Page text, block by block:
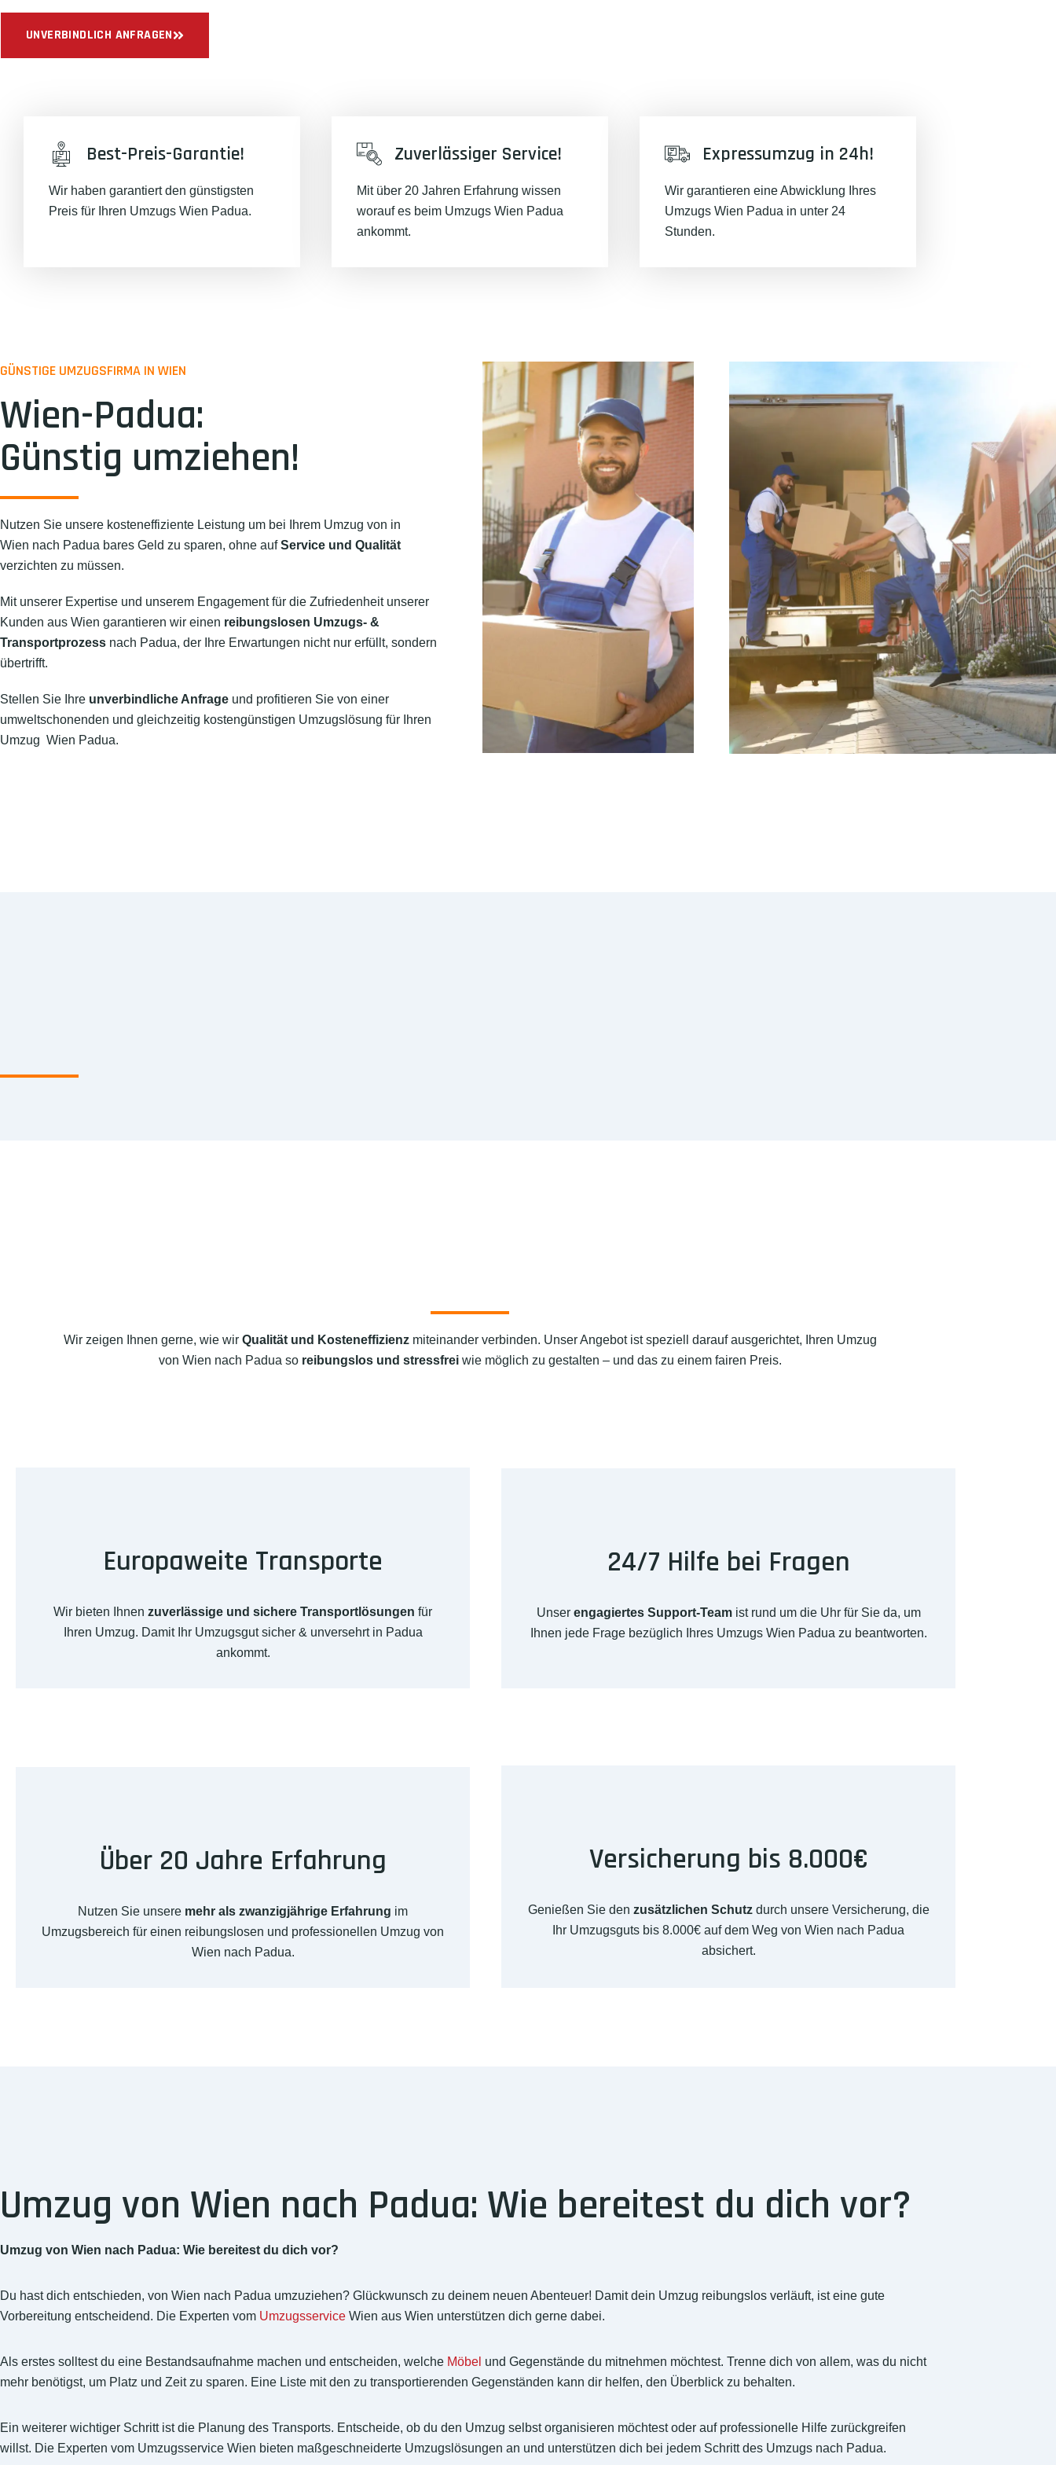
UNVERBINDLICH ANFRAGEN
Best-Preis-Garantie!
Wir haben garantiert den günstigsten
Preis für Ihren Umzugs Wien Padua.
Zuverlässiger Service!
Mit über 20 Jahren Erfahrung wissen
worauf es beim Umzugs Wien Padua
ankommt.
Expressumzug in 24h!
Wir garantieren eine Abwicklung Ihres
Umzugs Wien Padua in unter 24
Stunden.
GÜNSTIGE UMZUGSFIRMA IN WIEN
Wien-Padua:
Günstig umziehen!
Nutzen Sie unsere kosteneffiziente Leistung um bei Ihrem Umzug von in
Wien nach Padua bares Geld zu sparen, ohne aufService und Qualität
verzichten zu müssen.
Mit unserer Expertise und unserem Engagement für die Zufriedenheit unserer
Kunden aus Wien garantieren wir einen reibungslosen Umzugs- &
Transportprozess nach Padua, der Ihre Erwartungen nicht nur erfüllt, sondern
übertrifft.
Stellen Sie Ihre unverbindliche Anfrage und profitieren Sie von einer
umweltschonenden und gleichzeitig kostengünstigen Umzugslösung für Ihren
Umzug Wien Padua.
Wir zeigen Ihnen gerne, wie wir Qualität und Kosteneffizienzmiteinander verbinden. Unser Angebot ist speziell darauf ausgerichtet, Ihren Umzug
von Wien nach Padua so reibungslos und stressfreiwie möglich zu gestalten – und das zu einem fairen Preis.
Europaweite Transporte
Wir bieten Ihnen zuverlässige und sichere Transportlösungen für
Ihren Umzug. Damit Ihr Umzugsgut sicher & unversehrt in Padua
ankommt.
24/7 Hilfe bei Fragen
Unser engagiertes Support-Teamist rund um die Uhr für Sie da, um
Ihnen jede Frage bezüglich Ihres Umzugs Wien Padua zu beantworten.
Über 20 Jahre Erfahrung
Nutzen Sie unsere mehr als zwanzigjährige Erfahrung im
Umzugsbereich für einen reibungslosen und professionellen Umzug von
Wien nach Padua.
Versicherung bis 8.000€
Genießen Sie den zusätzlichen Schutzdurch unsere Versicherung, die
Ihr Umzugsguts bis 8.000€ auf dem Weg von Wien nach Padua
absichert.
Umzug von Wien nach Padua: Wie bereitest du dich vor?
Umzug von Wien nach Padua: Wie bereitest du dich vor?
Du hast dich entschieden, von Wien nach Padua umzuziehen? Glückwunsch zu deinem neuen Abenteuer! Damit dein Umzug reibungslos verläuft, ist eine gute
Vorbereitung entscheidend. Die Experten vom Umzugsservice Wien aus Wien unterstützen dich gerne dabei.
Als erstes solltest du eine Bestandsaufnahme machen und entscheiden, welche Möbel und Gegenstände du mitnehmen möchtest. Trenne dich von allem, was du nicht
mehr benötigst, um Platz und Zeit zu sparen. Eine Liste mit den zu transportierenden Gegenständen kann dir helfen, den Überblick zu behalten.
Ein weiterer wichtiger Schritt ist die Planung des Transports. Entscheide, ob du den Umzug selbst organisieren möchtest oder auf professionelle Hilfe zurückgreifen
willst. Die Experten vom Umzugsservice Wien bieten maßgeschneiderte Umzugslösungen an und unterstützen dich bei jedem Schritt des Umzugs nach Padua.